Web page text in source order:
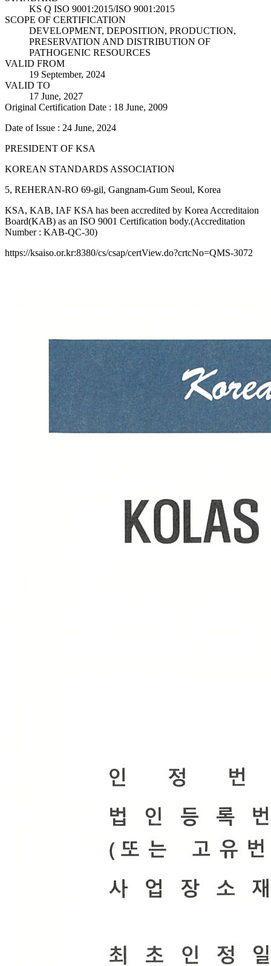
KS Q ISO 9001:2015/ISO 9001:2015
SCOPE OF CERTIFICATION
DEVELOPMENT, DEPOSITION, PRODUCTION,
PRESERVATION AND DISTRIBUTION OF
PATHOGENIC RESOURCES
VALID FROM
19 September, 2024
VALID TO
17 June, 2027
Original Certification Date : 18 June, 2009
Date of Issue : 24 June, 2024
PRESIDENT OF KSA
KOREAN STANDARDS ASSOCIATION
5, REHERAN-RO 69-gil, Gangnam-Gum Seoul, Korea
KSA, KAB, IAF KSA has been accredited by Korea Accreditaion
Board(KAB) as an ISO 9001 Certification body.(Accreditation
Number : KAB-QC-30)
https://ksaiso.or.kr:8380/cs/csap/certView.do?crtcNo=QMS-3072